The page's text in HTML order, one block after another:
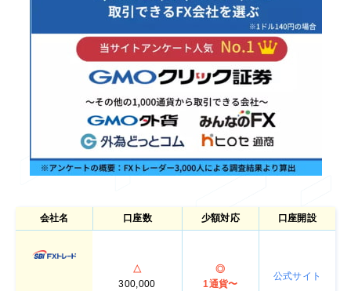
会社名 口座数 少額対応 口座開設
△
300,000
◎
1通貨〜
公式サイト